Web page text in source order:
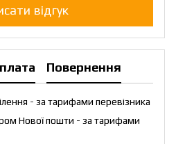
відгук
Повернення
- за тарифами перевізника
Нової пошти - за тарифами